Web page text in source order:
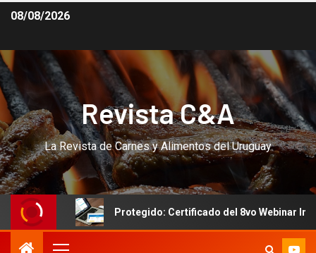
08/08/2026
Revista C&A
La Revista de Carnes y Alimentos del Uruguay
Protegido: Certificado del 8vo Webinar Internacional